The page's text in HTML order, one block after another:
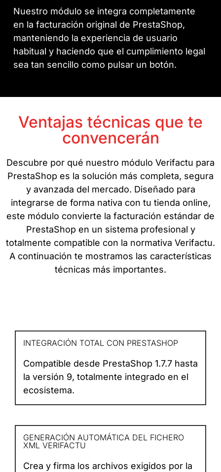
Nuestro módulo se integra completamente
en la facturación original de PrestaShop,
manteniendo la experiencia de usuario
habitual y haciendo que el cumplimiento legal
sea tan sencillo como pulsar un botón.
Ventajas técnicas que te
convencerán
Descubre por qué nuestro módulo Verifactu para
PrestaShop es la solución más completa, segura
y avanzada del mercado. Diseñado para
integrarse de forma nativa con tu tienda online,
este módulo convierte la facturación estándar de
PrestaShop en un sistema profesional y
totalmente compatible con la normativa Verifactu.
A continuación te mostramos las características
técnicas más importantes.
INTEGRACIÓN TOTAL CON PRESTASHOP
Compatible desde PrestaShop 1.7.7 hasta
la versión 9, totalmente integrado en el
ecosistema.
GENERACIÓN AUTOMÁTICA DEL FICHERO
XML VERIFACTU
Crea y firma los archivos exigidos por la